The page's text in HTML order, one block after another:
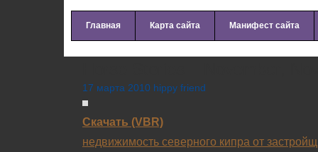
Главная Карта сайта Манифест сайта
17 марта 2010 hippy friend
Скачать (VBR)
недвижимость северного кипра от